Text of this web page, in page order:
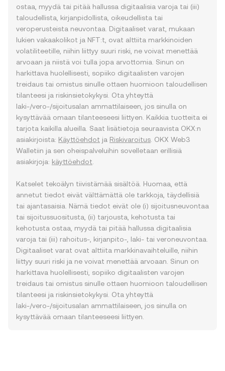
ostaa, myydä tai pitää hallussa digitaalisia varoja tai (iii)
taloudellista, kirjanpidollista, oikeudellista tai
veroperusteista neuvontaa. Digitaaliset varat, mukaan
lukien vakaakolikot ja NFT:t, ovat alttiita markkinoiden
volatiliteetille, niihin liittyy suuri riski, ne voivat menettää
arvoaan ja niistä voi tulla jopa arvottomia. Sinun on
harkittava huolellisesti, sopiiko digitaalisten varojen
treidaus tai omistus sinulle ottaen huomioon taloudellisen
tilanteesi ja riskinsietokykysi. Ota yhteyttä
laki-/vero-/sijoitusalan ammattilaiseen, jos sinulla on
kysyttävää omaan tilanteeseesi liittyen. Kaikkia tuotteita ei
tarjota kaikilla alueilla. Saat lisätietoja seuraavista OKX:n
asiakirjoista: Käyttöehdot ja Riskivaroitus . OKX Web3
Walletiin ja sen oheispalveluihin sovelletaan erillisiä
asiakirjoja: käyttöehdot
Katselet tekoälyn tiivistämää sisältöä. Huomaa, että
annetut tiedot eivät välttämättä ole tarkkoja, täydellisiä
tai ajantasaisia. Nämä tiedot eivät ole (i) sijoitusneuvontaa
tai sijoitussuositusta, (ii) tarjousta, kehotusta tai
kehotusta ostaa, myydä tai pitää hallussa digitaalisia
varoja tai (iii) rahoitus-, kirjanpito-, laki- tai veroneuvontaa.
Digitaaliset varat ovat alttiita markkinavaihteluille, niihin
liittyy suuri riski ja ne voivat menettää arvoaan. Sinun on
harkittava huolellisesti, sopiiko digitaalisten varojen
treidaus tai omistus sinulle ottaen huomioon taloudellisen
tilanteesi ja riskinsietokykysi. Ota yhteyttä
laki-/vero-/sijoitusalan ammattilaiseen, jos sinulla on
kysyttävää omaan tilanteeseesi liittyen.